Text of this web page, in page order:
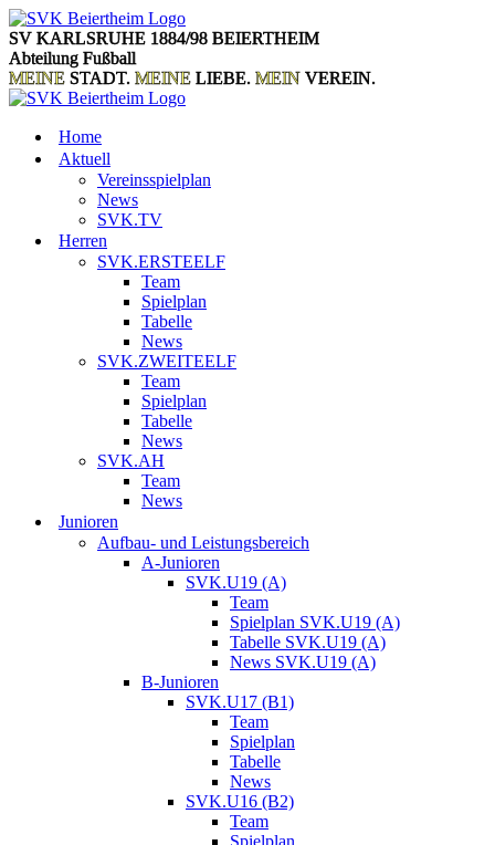
Zum
Inhalt
springen
SV KARLSRUHE 1884/98 BEIERTHEIM
Abteilung Fußball
MEINE STADT. MEINE LIEBE. MEIN VEREIN.
Home
Aktuell
Vereinsspielplan
News
SVK.TV
Herren
SVK.ERSTEELF
Team
Spielplan
Tabelle
News
SVK.ZWEITEELF
Team
Spielplan
Tabelle
News
SVK.AH
Team
News
Junioren
Aufbau- und Leistungsbereich
A-Junioren
SVK.U19 (A)
Team
Spielplan SVK.U19 (A)
Tabelle SVK.U19 (A)
News SVK.U19 (A)
B-Junioren
SVK.U17 (B1)
Team
Spielplan
Tabelle
News
SVK.U16 (B2)
Team
Spielplan